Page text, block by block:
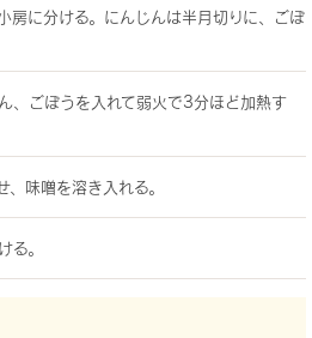
房に分ける。にんじんは半月切りに、ごぼ
、ごぼうを入れて弱火で3分ほど加熱す
味噌を溶き入れる。
る。